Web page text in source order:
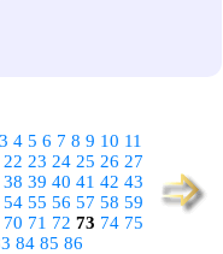
3 4 5 6 7 8 9 10 11
22 23 24 25 26 27
38 39 40 41 42 43
54 55 56 57 58 59
70 71 72 73 74 75
84 85 86